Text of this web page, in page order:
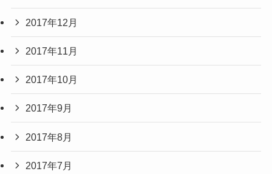
2017年12月
2017年11月
2017年10月
2017年9月
2017年8月
2017年7月